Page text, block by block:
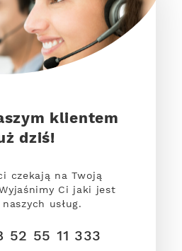
klientem
dziś!
czekają na Twoją
Ci jaki jest
usług.
52 55 11 333